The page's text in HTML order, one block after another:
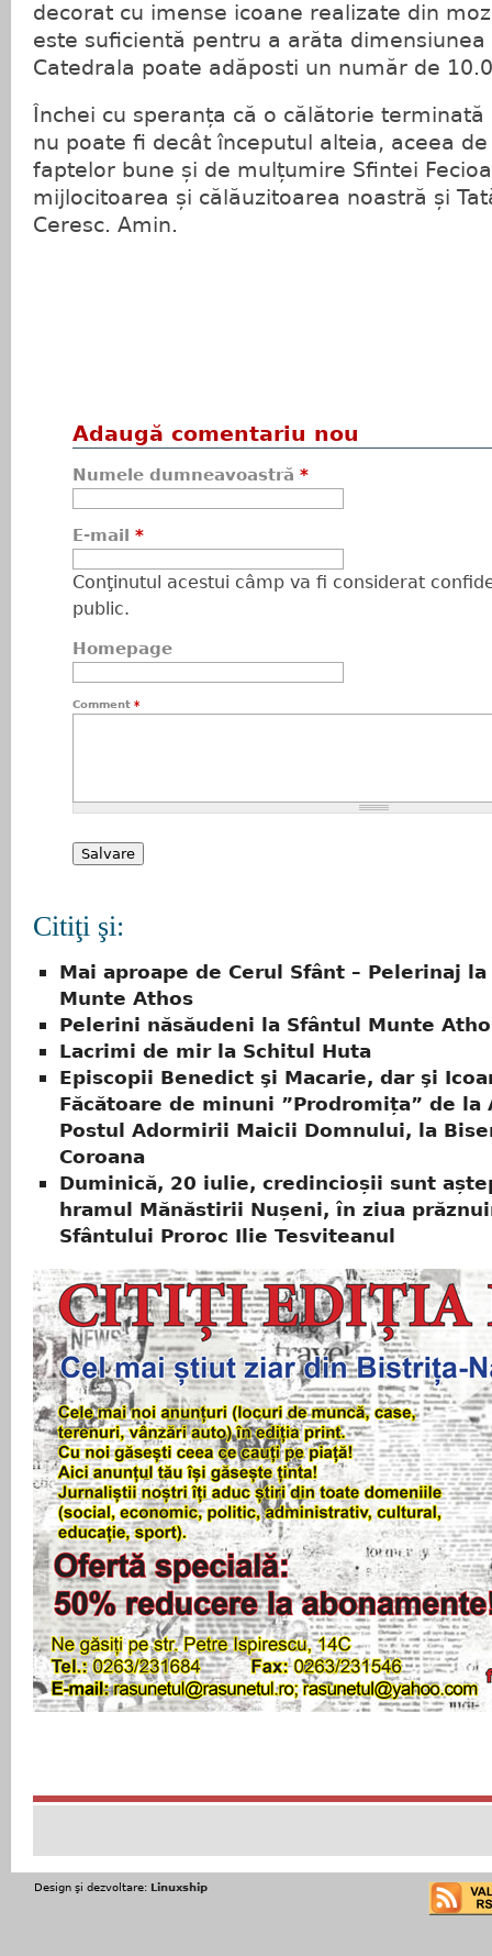
decorat cu imense icoane realizate din
este suficientă pentru a arăta
Catedrala poate adăposti un număr de
Închei cu speranța că o călătorie
nu poate fi decât începutul alteia, aceea
faptelor bune și de mulțumire Sfintei
mijlocitoarea și călăuzitoarea noastră și
Ceresc. Amin.
Adaugă comentariu nou
Numele dumneavoastră *
E-mail *
Conţinutul acestui câmp va fi considerat
public.
Homepage
Comment *
Citiţi şi:
Mai aproape de Cerul Sfânt – Pelerinaj
Munte Athos
Pelerini năsăudeni la Sfântul Munte
Lacrimi de mir la Schitul Huta
Episcopii Benedict şi Macarie, dar şi
Făcătoare de minuni ”Prodromița” de la
Postul Adormirii Maicii Domnului, la
Coroana
Duminică, 20 iulie, credincioșii sunt
hramul Mănăstirii Nușeni, în ziua
Sfântului Proroc Ilie Tesviteanul
Design şi dezvoltare: Linuxship